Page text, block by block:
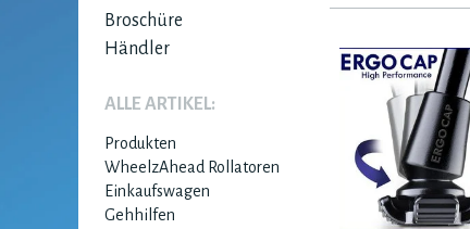
Broschüre
Händler
ALLE ARTIKEL:
Produkten
WheelzAhead Rollatoren
Einkaufswagen
Gehhilfen